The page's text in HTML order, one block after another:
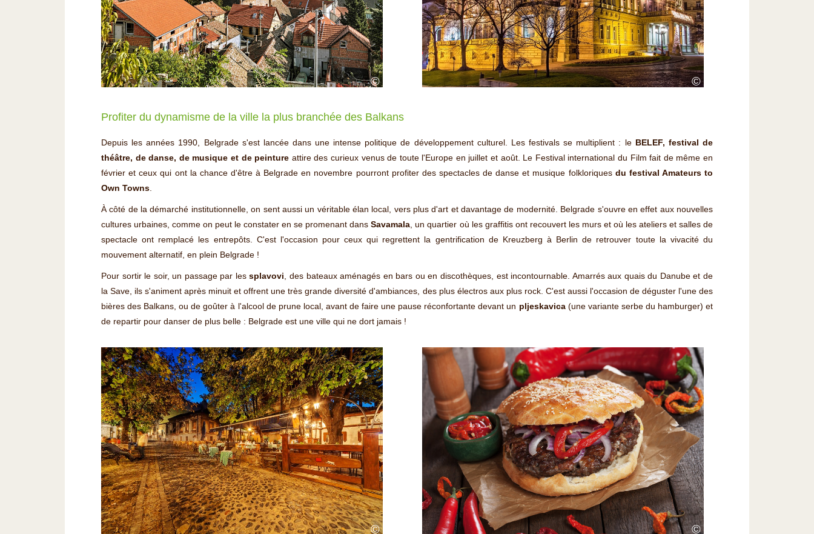
© ©
Profiter du dynamisme de la ville la plus branchée des Balkans
Depuis les années 1990, Belgrade s'est lancée dans une intense politique de développement culturel. Les festivals se multiplient : le BELEF, festival de
théâtre, de danse, de musique et de peinture attire des curieux venus de toute l'Europe en juillet et août. Le Festival international du Film fait de même en
février et ceux qui ont la chance d'être à Belgrade en novembre pourront profiter des spectacles de danse et musique folkloriques du festival Amateurs to
Own Towns.
À côté de la démarché institutionnelle, on sent aussi un véritable élan local, vers plus d'art et davantage de modernité. Belgrade s'ouvre en effet aux nouvelles
cultures urbaines, comme on peut le constater en se promenant dansSavamala, un quartier où les graffitis ont recouvert les murs et où les ateliers et salles de
spectacle ont remplacé les entrepôts. C'est l'occasion pour ceux qui regrettent la gentrification de Kreuzberg à Berlin de retrouver toute la vivacité du
mouvement alternatif, en plein Belgrade !
Pour sortir le soir, un passage par lessplavovi, des bateaux aménagés en bars ou en discothèques, est incontournable. Amarrés aux quais du Danube et de
la Save, ils s'animent après minuit et offrent une très grande diversité d'ambiances, des plus électros aux plus rock. C'est aussi l'occasion de déguster l'une des
bières des Balkans, ou de goûter à l'alcool de prune local, avant de faire une pause réconfortante devant un pljeskavica(une variante serbe du hamburger) et
de repartir pour danser de plus belle : Belgrade est une ville qui ne dort jamais !
© ©